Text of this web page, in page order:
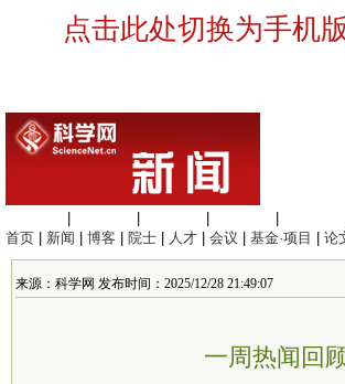
点击此处切换为手机
首页
新闻 博客 院士 人才 会议 基金·项目 论
来源：科学网 发布时间：2025/12/28 21:49:07
一周热闻回